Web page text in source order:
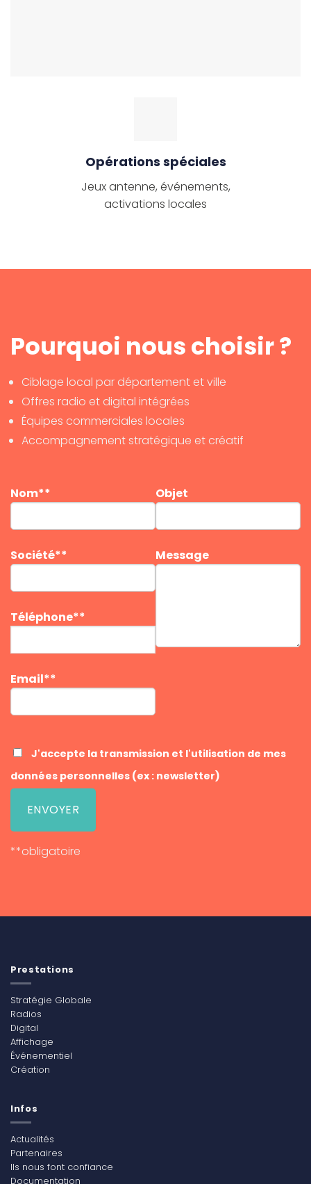
Opérations spéciales
Jeux antenne, événements,
activations locales
Pourquoi nous choisir ?
Ciblage local par département et ville
Offres radio et digital intégrées
Équipes commerciales locales
Accompagnement stratégique et créatif
Nom**
Société**
Téléphone**
Email**
Objet
Message
J'accepte la transmission et l'utilisation de mes
données personnelles (ex : newsletter)
**obligatoire
Prestations
Stratégie Globale
Radios
Digital
Affichage
Événementiel
Création
Infos
Actualités
Partenaires
Ils nous font confiance
Documentation